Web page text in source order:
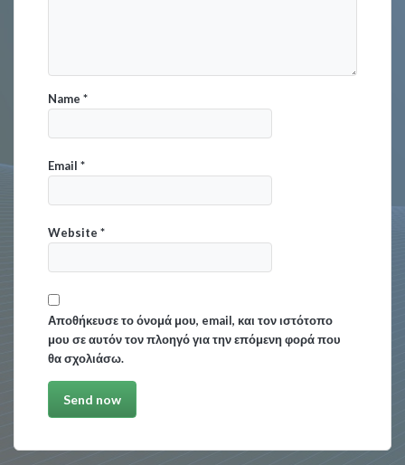
Name*
Email*
Website*
Αποθήκευσε το όνομά μου, email, και τον ιστότοπο
μου σε αυτόν τον πλοηγό για την επόμενη φορά που
θα σχολιάσω.